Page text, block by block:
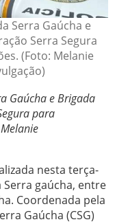
Serra Gaúcha e
Serra Segura
(Foto: Melanie
Gaúcha e Brigada
para
nesta terça-
gaúcha, entre
Coordenada pela
Gaúcha (CSG)